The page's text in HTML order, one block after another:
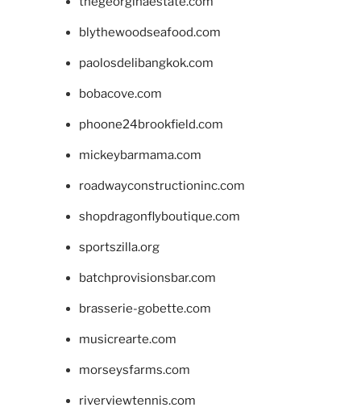
blythewoodseafood.com
paolosdelibangkok.com
bobacove.com
phoone24brookfield.com
mickeybarmama.com
roadwayconstructioninc.com
shopdragonflyboutique.com
sportszilla.org
batchprovisionsbar.com
brasserie-gobette.com
musicrearte.com
morseysfarms.com
riverviewtennis.com